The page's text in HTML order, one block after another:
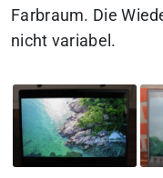
Farbraum. Die
nicht variabel.